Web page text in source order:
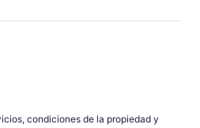
condiciones de la propiedad y